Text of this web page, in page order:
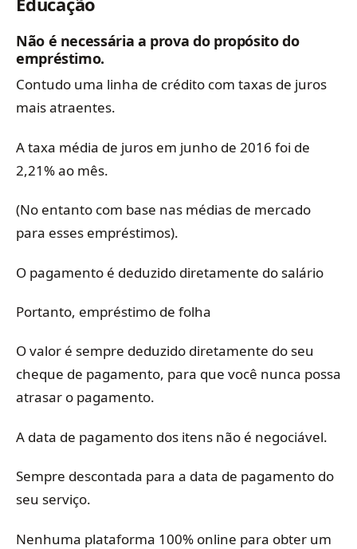
Não é necessária a prova do propósito do
empréstimo.
Contudo uma linha de crédito com taxas de juros
mais atraentes.
A taxa média de juros em junho de 2016 foi de
2,21% ao mês.
(No entanto com base nas médias de mercado
para esses empréstimos).
O pagamento é deduzido diretamente do salário
Portanto, empréstimo de folha
O valor é sempre deduzido diretamente do seu
cheque de pagamento, para que você nunca possa
atrasar o pagamento.
A data de pagamento dos itens não é negociável.
Sempre descontada para a data de pagamento do
seu serviço.
Nenhuma plataforma 100% online para obter um